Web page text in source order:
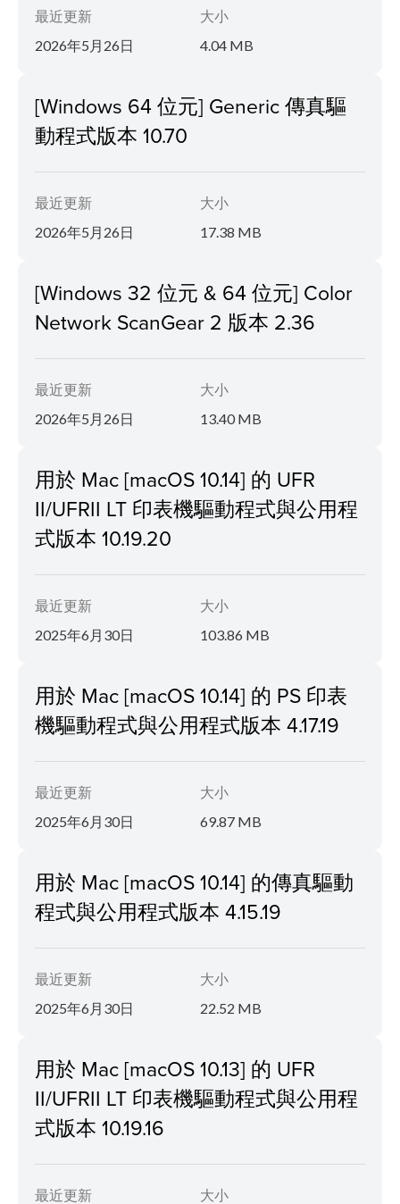
最近更新
2026年5月26日
大小
4.04 MB
[Windows 64 位元] Generic 傳真驅
動程式版本 10.70
最近更新
2026年5月26日
大小
17.38 MB
[Windows 32 位元 & 64 位元] Color
Network ScanGear 2 版本 2.36
最近更新
2026年5月26日
大小
13.40 MB
用於 Mac [macOS 10.14] 的 UFR
II/UFRII LT 印表機驅動程式與公用程
式版本 10.19.20
最近更新
2025年6月30日
大小
103.86 MB
用於 Mac [macOS 10.14] 的 PS 印表
機驅動程式與公用程式版本 4.17.19
最近更新
2025年6月30日
大小
69.87 MB
用於 Mac [macOS 10.14] 的傳真驅動
程式與公用程式版本 4.15.19
最近更新
2025年6月30日
大小
22.52 MB
用於 Mac [macOS 10.13] 的 UFR
II/UFRII LT 印表機驅動程式與公用程
式版本 10.19.16
最近更新
大小